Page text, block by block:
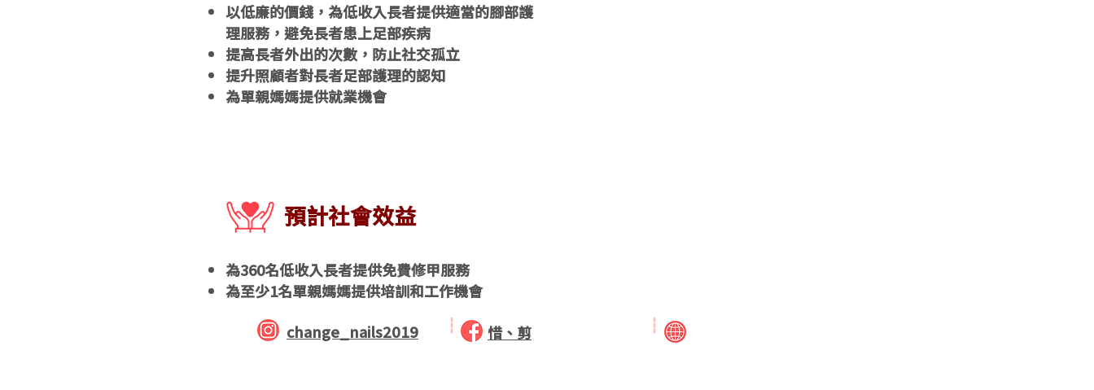
以低廉的價錢，為低收入長者提供適當的腳部護
理服務，避免長者患上足部疾病
提高長者外出的次數，防止社交孤立
提升照顧者對長者足部護理的認知
為單親媽媽提供就業機會
​預計社會效益
為360名低收入長者提供免費修甲服務
為至少1名單親媽媽提供培訓和工作機會
change_nails2019
惜、剪